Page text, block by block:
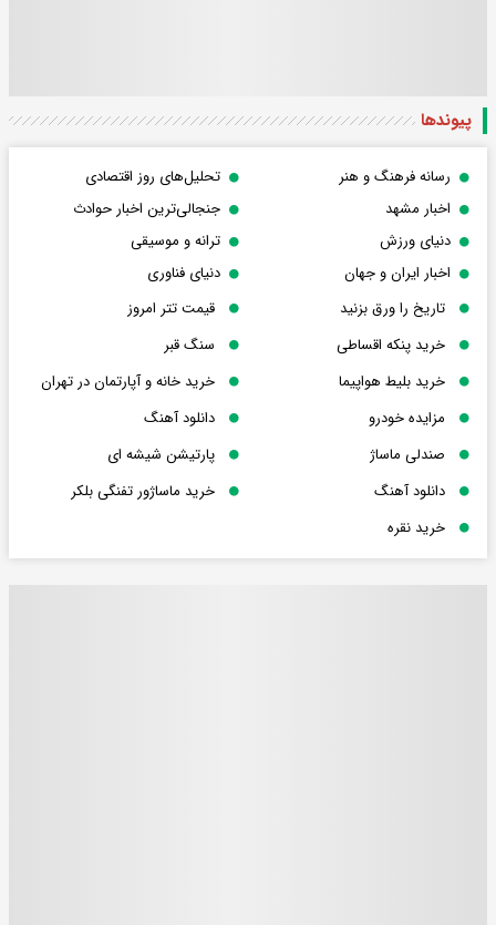
پیوندها
رسانه فرهنگ و هنر
تحلیل‌های روز اقتصادی
اخبار مشهد
جنجالی‌ترین اخبار حوادث
دنیای ورزش
ترانه و موسیقی
اخبار ایران و جهان
دنیای فناوری
تاریخ را ورق بزنید
قیمت تتر امروز
خرید پنکه اقساطی
سنگ قبر
خرید بلیط هواپیما
خرید خانه و آپارتمان در تهران
مزایده خودرو
دانلود آهنگ
صندلی ماساژ
پارتیشن شیشه ای
دانلود آهنگ
خرید ماساژور تفنگی بلکر
خرید نقره